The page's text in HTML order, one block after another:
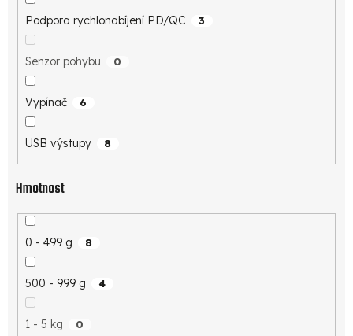
Podpora rychlonabíjení PD/QC 3
Senzor pohybu 0
Vypínač 6
USB výstupy 8
Hmotnost
0 - 499 g 8
500 - 999 g 4
1 - 5 kg 0